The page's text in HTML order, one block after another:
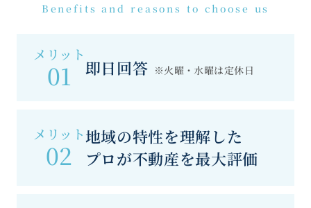
Benefits and reasons to choose us
メリット
01 即日回答 ※火曜・水曜は定休日
メリット
02
地域の特性を理解した
プロが不動産を最大評価